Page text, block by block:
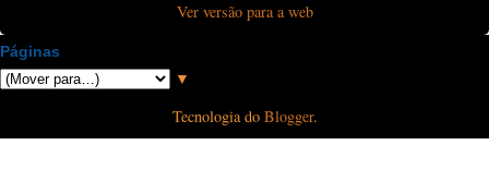
Ver versão para a web
Páginas
▼
Tecnologia do Blogger.